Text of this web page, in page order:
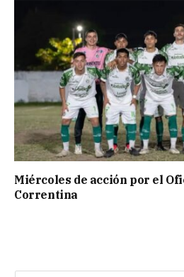
Miércoles de acción por el
Correntina